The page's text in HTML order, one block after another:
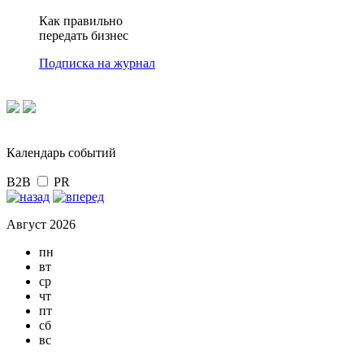
Как правильно
передать бизнес
Подписка на журнал
Календарь событий
B2B PR
Август 2026
пн
вт
ср
чт
пт
сб
вс